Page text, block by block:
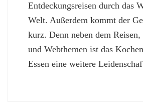
Entdeckungsreisen durch das
Welt. Außerdem kommt der
kurz. Denn neben dem
und Webthemen ist das
Essen eine weitere